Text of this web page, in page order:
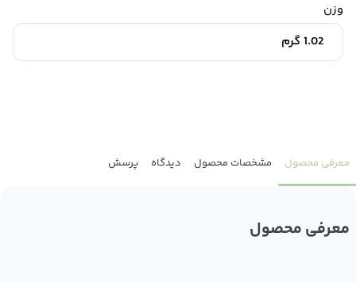
وزن
1.02 گرم
معرفی محصول مشخصات محصول دیدگاه پرسش
معرفی محصول